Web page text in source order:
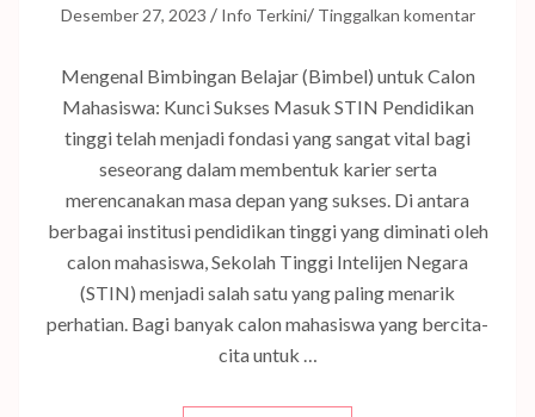
Desember 27, 2023 / Info Terkini/ Tinggalkan komentar
Mengenal Bimbingan Belajar (Bimbel) untuk Calon
Mahasiswa: Kunci Sukses Masuk STIN Pendidikan
tinggi telah menjadi fondasi yang sangat vital bagi
seseorang dalam membentuk karier serta
merencanakan masa depan yang sukses. Di antara
berbagai institusi pendidikan tinggi yang diminati oleh
calon mahasiswa, Sekolah Tinggi Intelijen Negara
(STIN) menjadi salah satu yang paling menarik
perhatian. Bagi banyak calon mahasiswa yang bercita-
cita untuk …